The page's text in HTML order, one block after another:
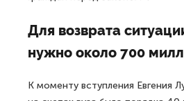
Для возврата
нужно около 700
К моменту вступления Евгения